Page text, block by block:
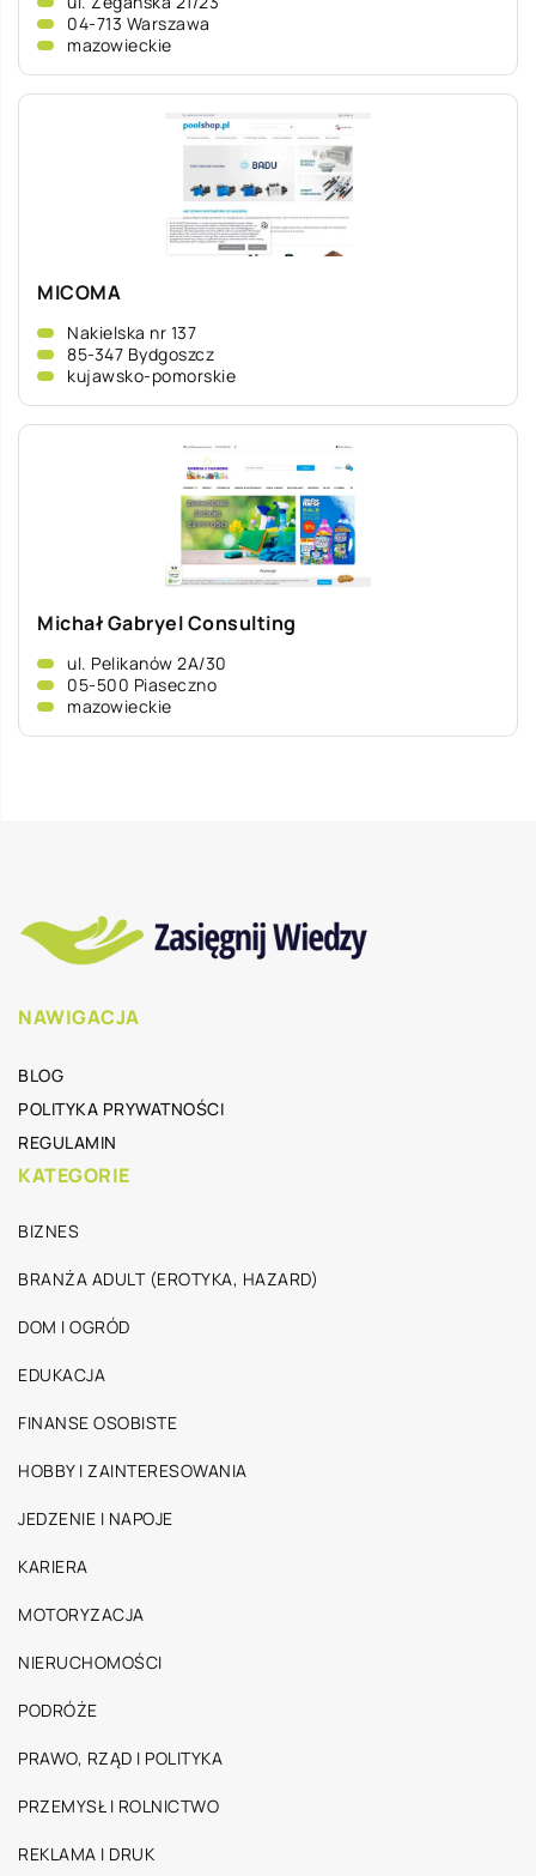
04-713 Warszawa
mazowieckie
MICOMA
Nakielska nr 137
85-347 Bydgoszcz
kujawsko-pomorskie
Michał Gabryel Consulting
ul. Pelikanów 2A/30
05-500 Piaseczno
mazowieckie
NAWIGACJA
BLOG
POLITYKA PRYWATNOŚCI
REGULAMIN
KATEGORIE
BIZNES
BRANŻA ADULT (EROTYKA, HAZARD)
DOM I OGRÓD
EDUKACJA
FINANSE OSOBISTE
HOBBY I ZAINTERESOWANIA
JEDZENIE I NAPOJE
KARIERA
MOTORYZACJA
NIERUCHOMOŚCI
PODRÓŻE
PRAWO, RZĄD I POLITYKA
PRZEMYSŁ I ROLNICTWO
REKLAMA I DRUK